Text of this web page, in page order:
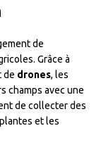
de
Grâce à
de drones, les
champs avec une
de collecter des
et les